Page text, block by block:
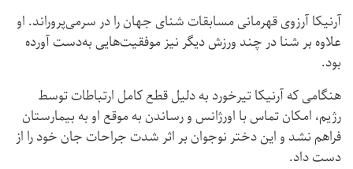
آرنیکا آرزوی قهرمانی مسابقات شنای جهان را در سرمی‌پروراند. او
علاوه بر شنا در چند ورزش دیگر نیز موفقیت‌هایی به‌دست آورده
بود.
هنگامی که آرنیکا تیرخورد به دلیل قطع کامل ارتباطات توسط
رژیم، امکان تماس با اورژانس و رساندن به موقع او به بیمارستان
فراهم نشد و این دختر نوجوان بر اثر شدت جراحات جان خود را از
دست داد.